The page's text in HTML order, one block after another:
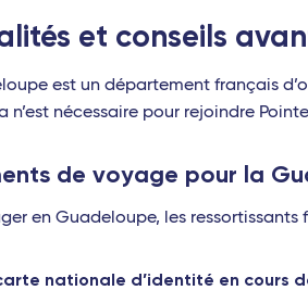
et conseils
est un département français
n’est nécessaire pour rejoindre
de voyage pour la
en Guadeloupe, les
nationale d’identité en cours